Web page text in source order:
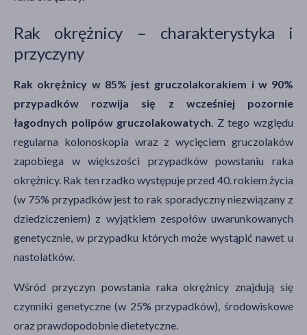
Rak okrężnicy – charakterystyka i
przyczyny
Rak okrężnicy w 85% jest gruczolakorakiem i w 90%
przypadków rozwija się z wcześniej pozornie
łagodnych polipów gruczolakowatych . Z tego względu
regularna kolonoskopia wraz z wycięciem gruczolaków
zapobiega w większości przypadków powstaniu raka
okrężnicy. Rak ten rzadko występuje przed 40. rokiem życia
(w 75% przypadków jest to rak sporadyczny niezwiązany z
dziedziczeniem) z wyjątkiem zespołów uwarunkowanych
genetycznie, w przypadku których może wystąpić nawet u
nastolatków.
Wśród przyczyn powstania raka okrężnicy znajdują się
czynniki genetyczne (w 25% przypadków), środowiskowe
oraz prawdopodobnie dietetyczne.